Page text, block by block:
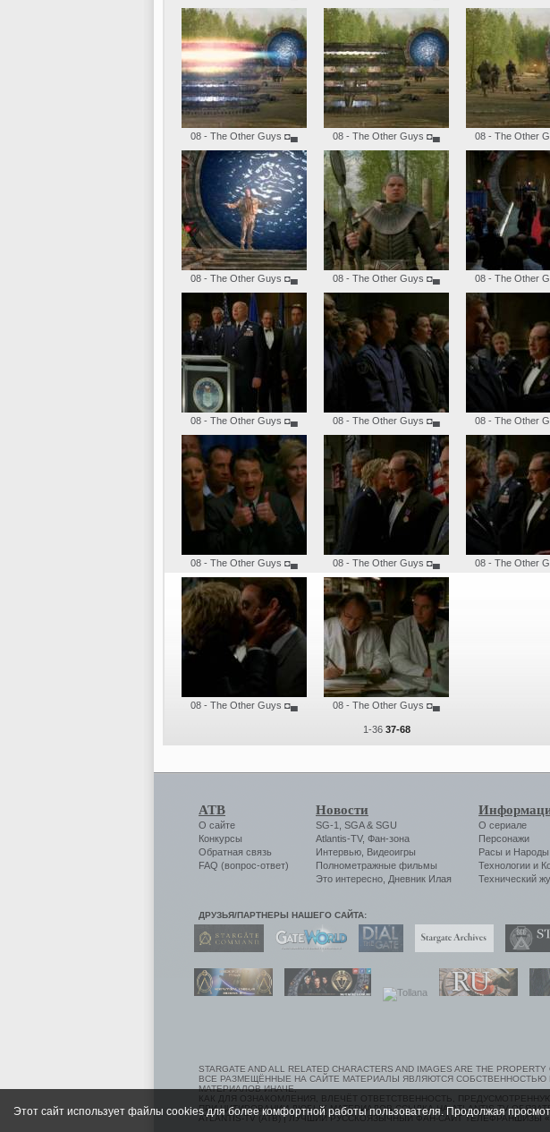
08 - The Other Guys ◘▄ 08 - The Other Guys ◘▄ 08 - The Other
08 - The Other Guys ◘▄ 08 - The Other Guys ◘▄ 08 - The Other
08 - The Other Guys ◘▄ 08 - The Other Guys ◘▄ 08 - The Other
08 - The Other Guys ◘▄ 08 - The Other Guys ◘▄ 08 - The Other
08 - The Other Guys ◘▄ 08 - The Other Guys ◘▄
1-36 37-68
АТВ
О сайте
Конкурсы
Обратная связь
FAQ (вопрос-ответ)
Новости
SG-1 SGA& SGU
Atlantis-TV, Фан-зона
Интервью Видеоигры
Полнометражные фильмы
Это интересно Дневник Илая
О сериале
Персонажи
Расы и Народы
Технологии и
Технический
ДРУЗЬЯ/ПАРТНЕРЫ НАШЕГО САЙТА:
STARGATE AND ALL RELATED CHARACTERS AND IMAGES ARE THE
ВСЕ РАЗМЕЩЁННЫЕ НА САЙТЕ МАТЕРИАЛЫ ЯВЛЯЮТСЯ
МАТЕРИАЛОВ ИНАЧЕ,
КАК ДЛЯ ОЗНАКОМЛЕНИЯ, ВЛЕЧЁТ ОТВЕТСТВЕННОСТЬ,
ПРИ ЦИТИРОВАНИИ ЛЮБЫХ МАТЕРИАЛОВ ССЫЛКА НА ATLANTIS-TV
ATLANTIS-TV (АТВ) | ЛУЧШИЙ РУССКОЯЗЫЧНЫЙ ФАН-САЙТ ТЕЛЕФРАНШИЗЫ
Этот сайт использует файлы cookies для более комфортной работы пользователя. Продолжая